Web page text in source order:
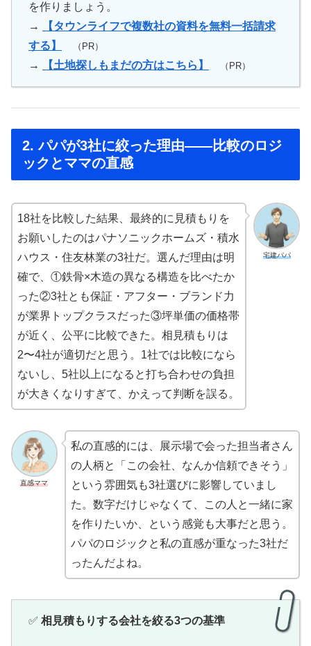
を作りましょう。
→
【タウンライフで複数社の資料を無料一括請求
する】
（PR）
→ 【土地探しもまだの方はこちら】 （PR）
2. パパが3社に絞った理由——比較のロジ
ックとママの直感
宅建パパ
18社を比較した結果、最終的に見積もりを
お願いしたのはパナソニックホームズ・積水
ハウス・住友林業の3社だ。選んだ理由は明
確で、①鉄骨×木造の異なる構造を比べたか
った②3社とも保証・アフター・ブランド力
が業界トップクラスだった③坪単価の価格帯
が近く、公平に比較できた。相見積もりは
2〜4社が適切だと思う。1社では比較になら
ないし、5社以上になると打ち合わせの負担
が大きくなりすぎて、かえって判断を誤る。
直感ママ
私の直感的には、展示場で会った担当者さん
の人柄と「この会社、なんか信頼できそう」
という雰囲気も3社選びに影響していまし
た。数字だけじゃなくて、この人と一緒に家
を作りたいか、という感覚も大事だと思う。
パパのロジックと私の直感が重なった3社だ
ったんだよね。
✅ 相見積もりする会社を絞る3つの基準